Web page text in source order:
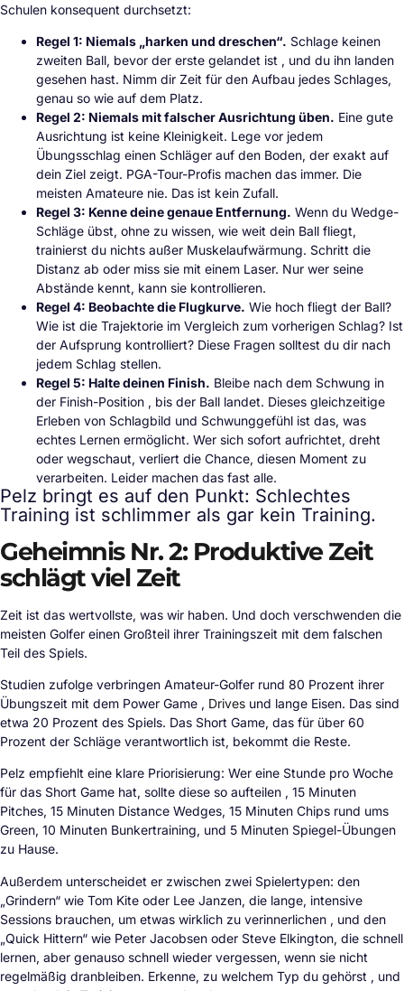
Schulen konsequent durchsetzt:
Regel 1: Niemals „harken und dreschen“. Schlage keinen
zweiten Ball, bevor der erste gelandet ist , und du ihn landen
gesehen hast. Nimm dir Zeit für den Aufbau jedes Schlages,
genau so wie auf dem Platz.
Regel 2: Niemals mit falscher Ausrichtung üben. Eine gute
Ausrichtung ist keine Kleinigkeit. Lege vor jedem
Übungsschlag einen Schläger auf den Boden, der exakt auf
dein Ziel zeigt. PGA-Tour-Profis machen das immer. Die
meisten Amateure nie. Das ist kein Zufall.
Regel 3: Kenne deine genaue Entfernung. Wenn du Wedge-
Schläge übst, ohne zu wissen, wie weit dein Ball fliegt,
trainierst du nichts außer Muskelaufwärmung. Schritt die
Distanz ab oder miss sie mit einem Laser. Nur wer seine
Abstände kennt, kann sie kontrollieren.
Regel 4: Beobachte die Flugkurve. Wie hoch fliegt der Ball?
Wie ist die Trajektorie im Vergleich zum vorherigen Schlag? Ist
der Aufsprung kontrolliert? Diese Fragen solltest du dir nach
jedem Schlag stellen.
Regel 5: Halte deinen Finish. Bleibe nach dem Schwung in
der Finish-Position , bis der Ball landet. Dieses gleichzeitige
Erleben von Schlagbild und Schwunggefühl ist das, was
echtes Lernen ermöglicht. Wer sich sofort aufrichtet, dreht
oder wegschaut, verliert die Chance, diesen Moment zu
verarbeiten. Leider machen das fast alle.
Pelz bringt es auf den Punkt: Schlechtes
Training ist schlimmer als gar kein Training.
Geheimnis Nr. 2: Produktive Zeit
schlägt viel Zeit
Zeit ist das wertvollste, was wir haben. Und doch verschwenden die
meisten Golfer einen Großteil ihrer Trainingszeit mit dem falschen
Teil des Spiels.
Studien zufolge verbringen Amateur-Golfer rund 80 Prozent ihrer
Übungszeit mit dem Power Game , Drives und lange Eisen. Das sind
etwa 20 Prozent des Spiels. Das Short Game, das für über 60
Prozent der Schläge verantwortlich ist, bekommt die Reste.
Pelz empfiehlt eine klare Priorisierung: Wer eine Stunde pro Woche
für das Short Game hat, sollte diese so aufteilen , 15 Minuten
Pitches, 15 Minuten Distance Wedges, 15 Minuten Chips rund ums
Green, 10 Minuten Bunkertraining, und 5 Minuten Spiegel-Übungen
zu Hause.
Außerdem unterscheidet er zwischen zwei Spielertypen: den
„Grindern“ wie Tom Kite oder Lee Janzen, die lange, intensive
Sessions brauchen, um etwas wirklich zu verinnerlichen , und den
„Quick Hittern“ wie Peter Jacobsen oder Steve Elkington, die schnell
lernen, aber genauso schnell wieder vergessen, wenn sie nicht
regelmäßig dranbleiben. Erkenne, zu welchem Typ du gehörst , und